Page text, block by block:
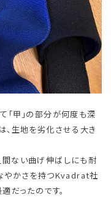
「甲」の部分が何度も深
、生地を劣化させる大き
間ない曲げ伸ばしにも耐
やかさを持つKvadrat社
だったのです。